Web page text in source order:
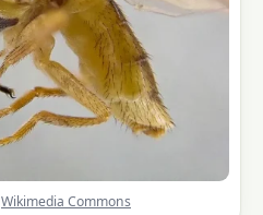
Wikimedia Commons